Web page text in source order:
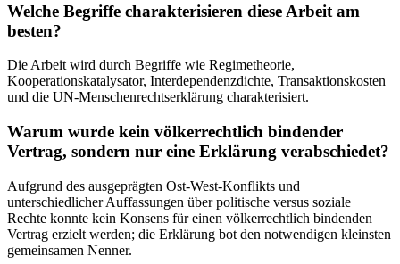
Welche Begriffe charakterisieren diese Arbeit am
besten?
Die Arbeit wird durch Begriffe wie Regimetheorie,
Kooperationskatalysator, Interdependenzdichte, Transaktionskosten
und die UN-Menschenrechtserklärung charakterisiert.
Warum wurde kein völkerrechtlich bindender
Vertrag, sondern nur eine Erklärung verabschiedet?
Aufgrund des ausgeprägten Ost-West-Konflikts und
unterschiedlicher Auffassungen über politische versus soziale
Rechte konnte kein Konsens für einen völkerrechtlich bindenden
Vertrag erzielt werden; die Erklärung bot den notwendigen kleinsten
gemeinsamen Nenner.